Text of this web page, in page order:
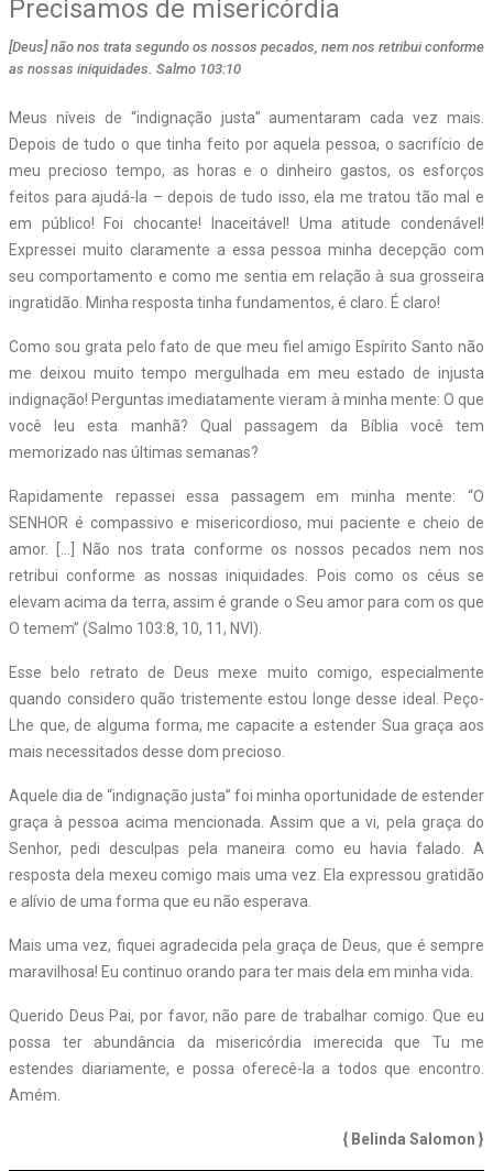
Precisamos de misericórdia
[Deus] não nos trata segundo os nossos pecados, nem nos retribui conforme
as nossas iniquidades. Salmo 103:10
Meus níveis de “indignação justa” aumentaram cada vez mais.
Depois de tudo o que tinha feito por aquela pessoa, o sacrifício de
meu precioso tempo, as horas e o dinheiro gastos, os esforços
feitos para ajudá-la – depois de tudo isso, ela me tratou tão mal e
em público! Foi chocante! Inaceitável! Uma atitude condenável!
Expressei muito claramente a essa pessoa minha decepção com
seu comportamento e como me sentia em relação à sua grosseira
ingratidão. Minha resposta tinha fundamentos, é claro. É claro!
Como sou grata pelo fato de que meu fiel amigo Espírito Santo não
me deixou muito tempo mergulhada em meu estado de injusta
indignação! Perguntas imediatamente vieram à minha mente: O que
você leu esta manhã? Qual passagem da Bíblia você tem
memorizado nas últimas semanas?
Rapidamente repassei essa passagem em minha mente: “O
SENHOR é compassivo e misericordioso, mui paciente e cheio de
amor. […] Não nos trata conforme os nossos pecados nem nos
retribui conforme as nossas iniquidades. Pois como os céus se
elevam acima da terra, assim é grande o Seu amor para com os que
O temem” (Salmo 103:8, 10, 11, NVI).
Esse belo retrato de Deus mexe muito comigo, especialmente
quando considero quão tristemente estou longe desse ideal. Peço-
Lhe que, de alguma forma, me capacite a estender Sua graça aos
mais necessitados desse dom precioso.
Aquele dia de “indignação justa” foi minha oportunidade de estender
graça à pessoa acima mencionada. Assim que a vi, pela graça do
Senhor, pedi desculpas pela maneira como eu havia falado. A
resposta dela mexeu comigo mais uma vez. Ela expressou gratidão
e alívio de uma forma que eu não esperava.
Mais uma vez, fiquei agradecida pela graça de Deus, que é sempre
maravilhosa! Eu continuo orando para ter mais dela em minha vida.
Querido Deus Pai, por favor, não pare de trabalhar comigo. Que eu
possa ter abundância da misericórdia imerecida que Tu me
estendes diariamente, e possa oferecê-la a todos que encontro.
Amém.
{ Belinda Salomon }